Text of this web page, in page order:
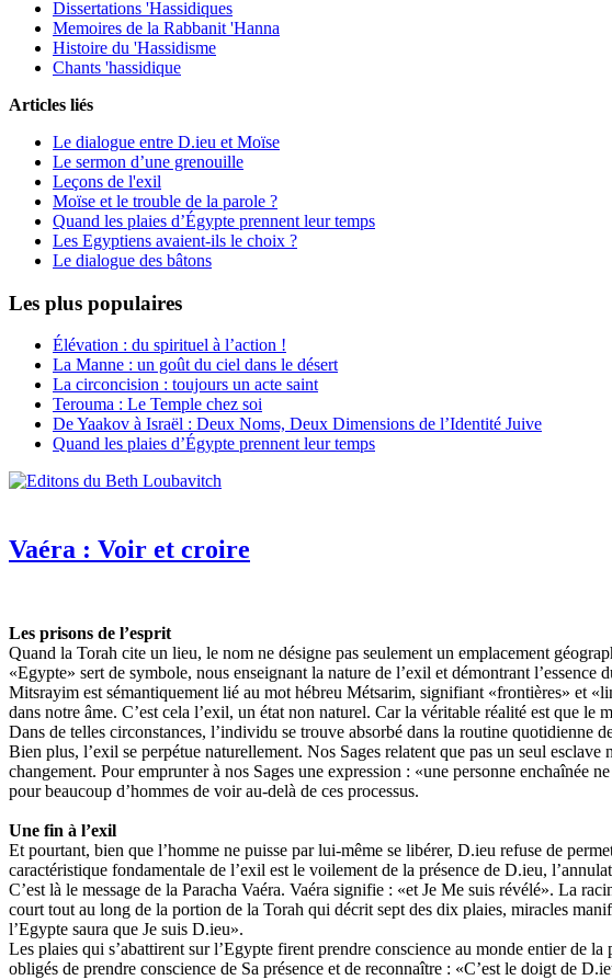
Dissertations 'Hassidiques
Memoires de la Rabbanit 'Hanna
Histoire du 'Hassidisme
Chants 'hassidique
Articles liés
Le dialogue entre D.ieu et Moïse
Le sermon d’une grenouille
Leçons de l'exil
Moïse et le trouble de la parole ?
Quand les plaies d’Égypte prennent leur temps
Les Egyptiens avaient-ils le choix ?
Le dialogue des bâtons
Les plus populaires
Élévation : du spirituel à l’action !
La Manne : un goût du ciel dans le désert
La circoncision : toujours un acte saint
Terouma : Le Temple chez soi
De Yaakov à Israël : Deux Noms, Deux Dimensions de l’Identité Juive
Quand les plaies d’Égypte prennent leur temps
Vaéra : Voir et croire
Les prisons de l’esprit
Quand la Torah cite un lieu, le nom ne désigne pas seulement un emplacement
«Egypte» sert de symbole, nous enseignant la nature de l’exil et démontrant
Mitsrayim est sémantiquement lié au mot hébreu Métsarim, signifiant «frontières» et
dans notre âme. C’est cela l’exil, un état non naturel. Car la véritable réalité est que
Dans de telles circonstances, l’individu se trouve absorbé dans la routine quotidienne
Bien plus, l’exil se perpétue naturellement. Nos Sages relatent que pas un seul
changement. Pour emprunter à nos Sages une expression : «une personne enchaînée
pour beaucoup d’hommes de voir au-delà de ces processus.
Une fin à l’exil
Et pourtant, bien que l’homme ne puisse par lui-même se libérer, D.ieu refuse de
caractéristique fondamentale de l’exil est le voilement de la présence de D.ieu,
C’est là le message de la Paracha Vaéra. Vaéra signifie : «et Je Me suis révélé». La
court tout au long de la portion de la Torah qui décrit sept des dix plaies, miracles
l’Egypte saura que Je suis D.ieu».
Les plaies qui s’abattirent sur l’Egypte firent prendre conscience au monde entier de
obligés de prendre conscience de Sa présence et de reconnaître : «C’est le doigt de